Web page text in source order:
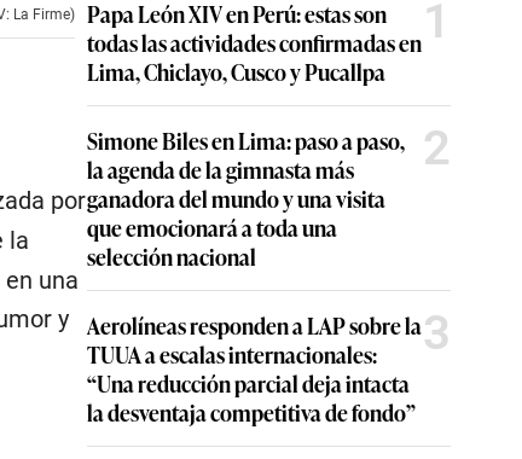
La Firme)
por
la
una
y
Papa León XIV en Perú: estas son
todas las actividades confirmadas en
Lima, Chiclayo, Cusco y Pucallpa
1
Simone Biles en Lima: paso a paso,
la agenda de la gimnasta más
ganadora del mundo y una visita
que emocionará a toda una
selección nacional
2
Aerolíneas responden a LAP sobre la
TUUA a escalas internacionales:
“Una reducción parcial deja intacta
la desventaja competitiva de fondo”
3